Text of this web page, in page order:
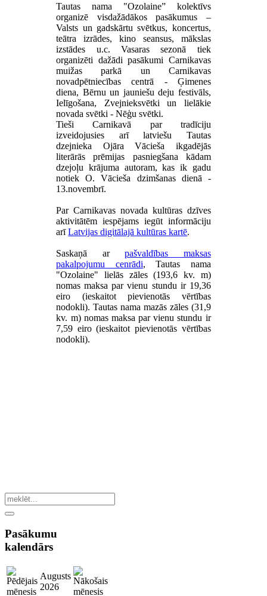
Tautas nama "Ozolaine” kolektīvs
organizē visdažādākos pasākumus –
Valsts un gadskārtu svētkus, koncertus,
teātra izrādes, kino seansus, mākslas
izstādes u.c. Vasaras sezonā tiek
organizēti dažādi pasākumi Carnikavas
muižas parkā un Carnikavas
novadpētniecības centrā - Ģimenes
diena, Bērnu un jauniešu deju festivāls,
Ielīgošana, Zvejnieksvētki un lielākie
novada svētki - Nēģu svētki.
Tieši Carnikavā par tradīciju
izveidojusies arī latviešu Tautas
dzejnieka Ojāra Vācieša ikgadējās
literārās prēmijas pasniegšana kādam
dzejoļu krājuma autoram, kas ik gadu
notiek O. Vācieša dzimšanas dienā -
13.novembrī.
Par Carnikavas novada kultūras dzīves
aktivitātēm iespējams iegūt informāciju
arīLatvijas digitālajā kultūras kartē.
Saskaņā arpašvaldības maksas
pakalpojumu cenrādi, Tautas nama
"Ozolaine" lielās zāles (193,6 kv. m)
nomas maksa par vienu stundu ir 19,36
eiro (ieskaitot pievienotās vērtības
nodokli). Tautas nama mazās zāles (31,9
kv. m) nomas maksa par vienu stundu ir
7,59 eiro (ieskaitot pievienotās vērtības
nodokli).
Pasākumu
kalendārs
Augusts
2026